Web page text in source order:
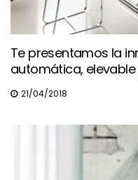
Te presentamos la
automática, elevable
21/04/2018